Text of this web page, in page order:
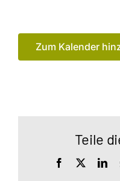
Zum Kalender
Teile
Facebook